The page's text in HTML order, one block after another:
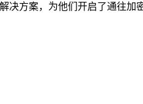
决方案，为他们开启了通往加